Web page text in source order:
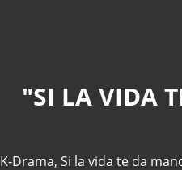
"SI LA VIDA
K-Drama, Si la vida te da